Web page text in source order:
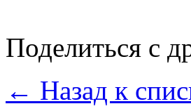
Поделиться с
← Назад к